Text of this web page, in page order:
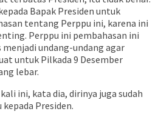
Bapak Presiden untuk
tentang Perppu ini, karena ini
Perppu ini pembahasan ini
undang-undang agar
untuk Pilkada 9 Desember
lebar.
ini, kata dia, dirinya juga sudah
Presiden.